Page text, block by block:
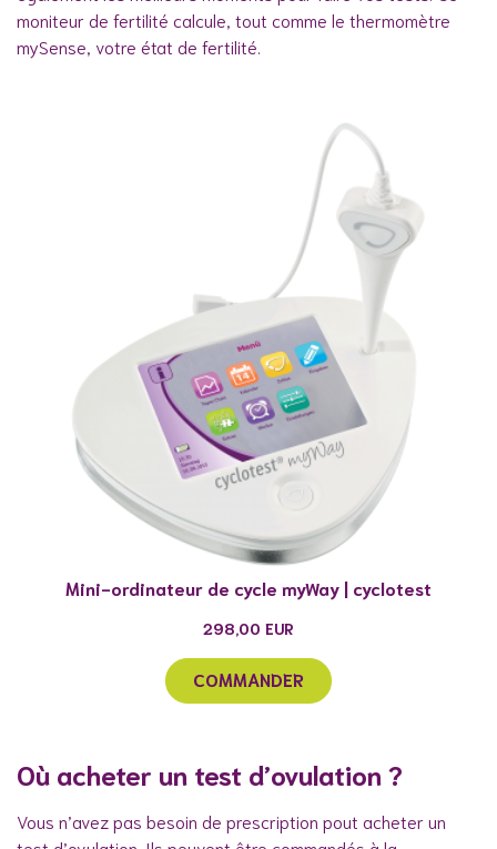
moniteur de fertilité calcule, tout comme le thermomètre
mySense, votre état de fertilité.
Mini-ordinateur de cycle myWay | cyclotest
298,00 EUR
COMMANDER
Où acheter un test d’ovulation ?
Vous n’avez pas besoin de prescription pout acheter un